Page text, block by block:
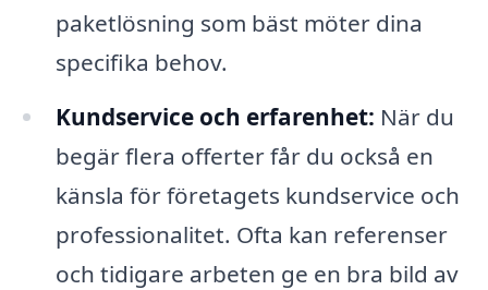
paketlösning som bäst möter dina
specifika behov.
Kundservice och erfarenhet: När du
begär flera offerter får du också en
känsla för företagets kundservice och
professionalitet. Ofta kan referenser
och tidigare arbeten ge en bra bild av